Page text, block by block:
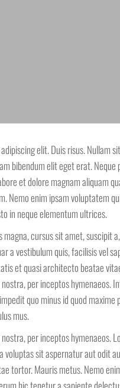
elit. Duis risus. Nullam
bibendum elit eget erat.
et dolore magnam aliquam
Nemo enim ipsam voluptatem
in neque elementum ultrices.
cursus sit amet,
a vestibulum quis, facilisis
et quasi architecto beatae
per inceptos
quo minus id quod
mus.
per inceptos hymenaeos.
sit aspernatur aut odit
tortor. Mauris metus. Nemo